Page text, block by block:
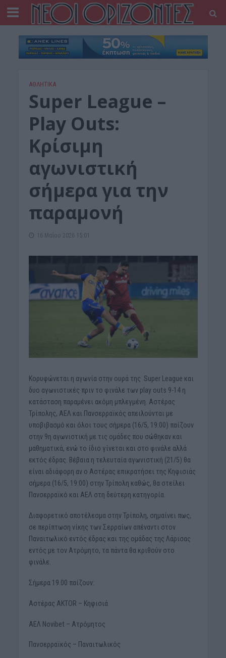
ΑΘΛΗΤΙΚΑ
Super League –
Play Outs:
Κρίσιμη
αγωνιστική
σήμερα για την
παραμονή
16 Μαΐου 2026 15:01
Κορυφώνεται η αγωνία στην ουρά της Super League και
δυο αγωνιστικές πριν το φινάλε των play outs 9-14 η
κατάσταση παραμένει ακόμη μπλεγμένη. Αστέρας
Τρίπολης, ΑΕΛ και Πανσερραϊκός απειλούνται με
υποβιβασμό και όλοι τους σήμερα (16/5, 19:00) παίζουν
στην 9η αγωνιστική με τις ομάδες που σώθηκαν και
μαθηματικά, ενώ το ίδιο γίνεται και στο φινάλε αλλά
εκτός έδρας. Βέβαια η τελευταία αγωνιστική (21/5) θα
είναι αδιάφορη αν ο Αστέρας επικρατήσει της Κηφισιάς
σήμερα (16/5, 19:00) στην Τρίπολη καθώς, θα στείλει
Πανσερραϊκό και ΑΕΛ στη δεύτερη κατηγορία.
Διαφορετικό αποτέλεσμα στην Τρίπολη, σημαίνει πως,
σε περίπτωση νίκης των Σερραίων απέναντι στον
Παναιτωλικό εντός έδρας και της ομάδας της Λάρισας
εντός με τον Ατρόμητο, τα πάντα θα κριθούν στο
φινάλε.
Σήμερα 19.00 παίζουν:
Αστέρας AKTOR – Κηφισιά
ΑΕΛ Novibet – Ατρόμητος
Πανσερραϊκός – Παναιτωλικός